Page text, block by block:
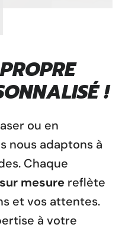
!
ou en
nous adaptons à
Chaque
mesure reflète
et vos attentes.
à votre